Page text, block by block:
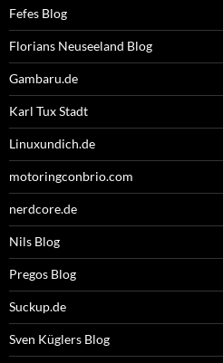
Fefes Blog
Florians Neuseeland Blog
Gambaru.de
Karl Tux Stadt
Linuxundich.de
motoringconbrio.com
nerdcore.de
Nils Blog
Pregos Blog
Suckup.de
Sven Küglers Blog